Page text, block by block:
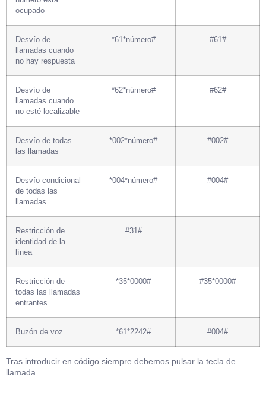
ocupado
Desvío de
llamadas cuando
no hay respuesta
*61*número# #61#
Desvío de
llamadas cuando
no esté localizable
*62*número# #62#
Desvío de todas
las llamadas
*002*número# #002#
Desvío condicional
de todas las
llamadas
*004*número# #004#
Restricción de
identidad de la
línea
#31#
Restricción de
todas las llamadas
entrantes
*35*0000# #35*0000#
Buzón de voz *61*2242# #004#
Tras introducir en código siempre debemos pulsar la tecla de
llamada.